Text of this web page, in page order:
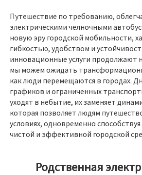
Путешествие по требованию,
электрическими челночными
новую эру городской мобильности,
гибкостью, удобством и
инновационные услуги продолжают
мы можем ожидать
как люди перемещаются в городах.
графиков и ограниченных
уходят в небытие, их заменяет
которая позволяет людям
условиях, одновременно
чистой и эффективной городской
Родственная